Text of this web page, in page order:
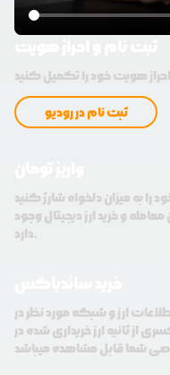
ثبت نام در رودیو
هم امکان معامله و خرید ارز دیجیتال وجود
دارد.
ارز و شبکه مورد نظر در
از ثانیه ارز خریداری شده در